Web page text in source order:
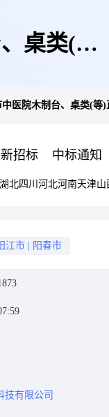
桌类(等)
中医院木制台、桌类(等
招标 中标通知
湖北四川 河北河南天津山
江市 阳春市
技有限公司